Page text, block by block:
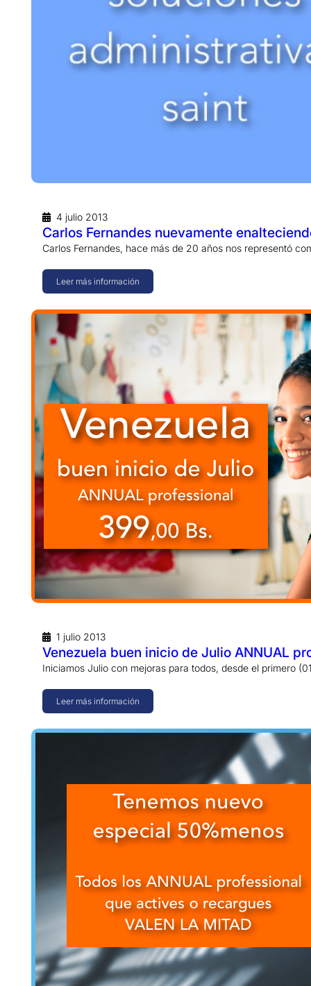
4 julio 2013
Carlos Fernandes nuevamente
Carlos Fernandes, hace más de 20 años nos representó
Leer más información
1 julio 2013
Venezuela buen inicio de Julio ANNUAL
Iniciamos Julio con mejoras para todos, desde el primero
Leer más información